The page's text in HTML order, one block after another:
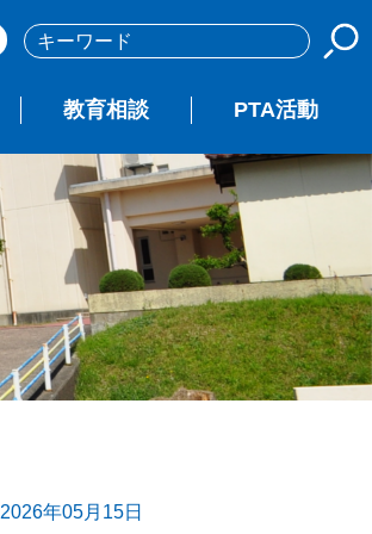
教育相談 PTA活動
2026年05月15日